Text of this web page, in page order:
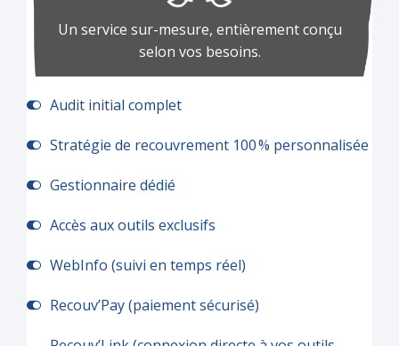
Un service sur-mesure, entièrement conçu
selon vos besoins.
Audit initial complet
Stratégie de recouvrement 100 % personnalisée
Gestionnaire dédié
Accès aux outils exclusifs
WebInfo (suivi en temps réel)
Recouv’Pay (paiement sécurisé)